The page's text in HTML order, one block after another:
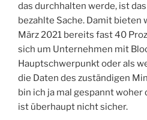
das durchhalten werde, ist
bezahlte Sache. Damit bieten
März 2021 bereits fast 40
sich um Unternehmen mit
Hauptschwerpunkt oder als
die Daten des zuständigen
bin ich ja mal gespannt woher
ist überhaupt nicht sicher.